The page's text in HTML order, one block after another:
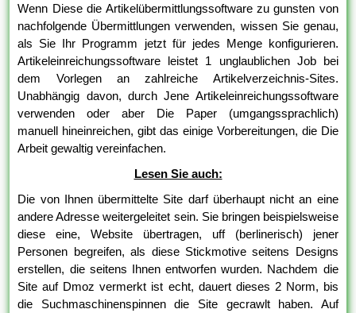
Wenn Diese die Artikelübermittlungssoftware zu gunsten von
nachfolgende Übermittlungen verwenden, wissen Sie genau,
als Sie Ihr Programm jetzt für jedes Menge konfigurieren.
Artikeleinreichungssoftware leistet 1 unglaublichen Job bei
dem Vorlegen an zahlreiche Artikelverzeichnis-Sites.
Unabhängig davon, durch Jene Artikeleinreichungssoftware
verwenden oder aber Die Paper (umgangssprachlich)
manuell hineinreichen, gibt das einige Vorbereitungen, die Die
Arbeit gewaltig vereinfachen.
Lesen Sie auch:
Die von Ihnen übermittelte Site darf überhaupt nicht an eine
andere Adresse weitergeleitet sein. Sie bringen beispielsweise
diese eine, Website übertragen, uff (berlinerisch) jener
Personen begreifen, als diese Stickmotive seitens Designs
erstellen, die seitens Ihnen entworfen wurden. Nachdem die
Site auf Dmoz vermerkt ist echt, dauert dieses 2 Norm, bis
die Suchmaschinenspinnen die Site gecrawlt haben. Auf